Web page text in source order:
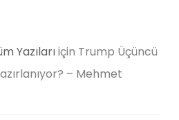
Yazılarıiçin Trump Üçüncü
– Mehmet